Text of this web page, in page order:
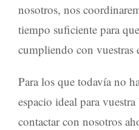
nosotros, nos
tiempo suficiente para
cumpliendo con vuestras
Para los que todavía no
espacio ideal para vuestra
contactar con nosotros